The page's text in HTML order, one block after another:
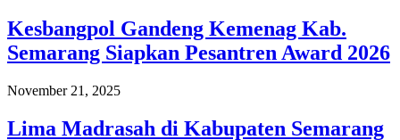
Kesbangpol Gandeng Kemenag Kab.
Semarang Siapkan Pesantren Award 2026
November 21, 2025
Lima Madrasah di Kabupaten Semarang